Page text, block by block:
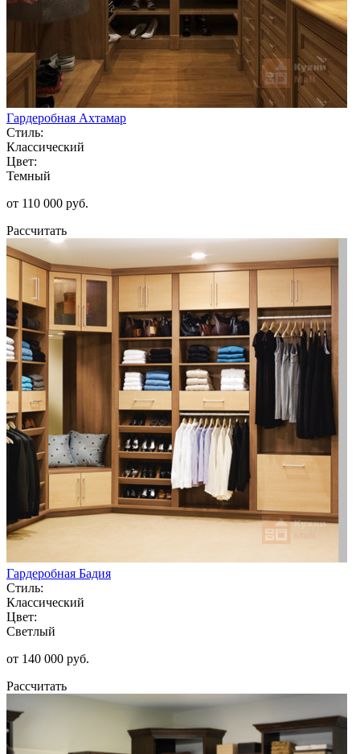
Гардеробная Ахтамар
Стиль:
Классический
Цвет:
Темный
от 110 000 руб.
Рассчитать
Гардеробная Бадия
Стиль:
Классический
Цвет:
Светлый
от 140 000 руб.
Рассчитать